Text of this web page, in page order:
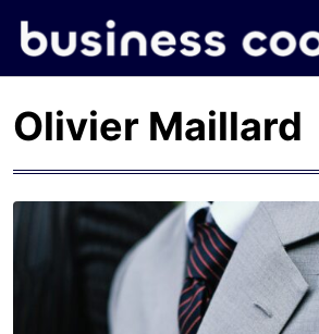
Olivier Maillard